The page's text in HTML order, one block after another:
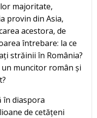
majoritate,
provin din Asia,
acestora, de
întrebare: la ce
străinii în România?
muncitor român și
diaspora
de cetățeni